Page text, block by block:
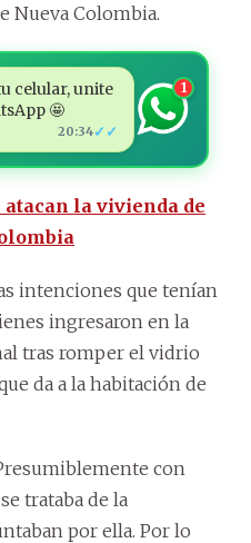
Nueva Colombia.
celular, unite
🤩
20:34✓✓
1
atacan la vivienda de
intenciones que tenían
ingresaron en la
tras romper el vidrio
da a la habitación de
con
trataba de la
por ella. Por lo